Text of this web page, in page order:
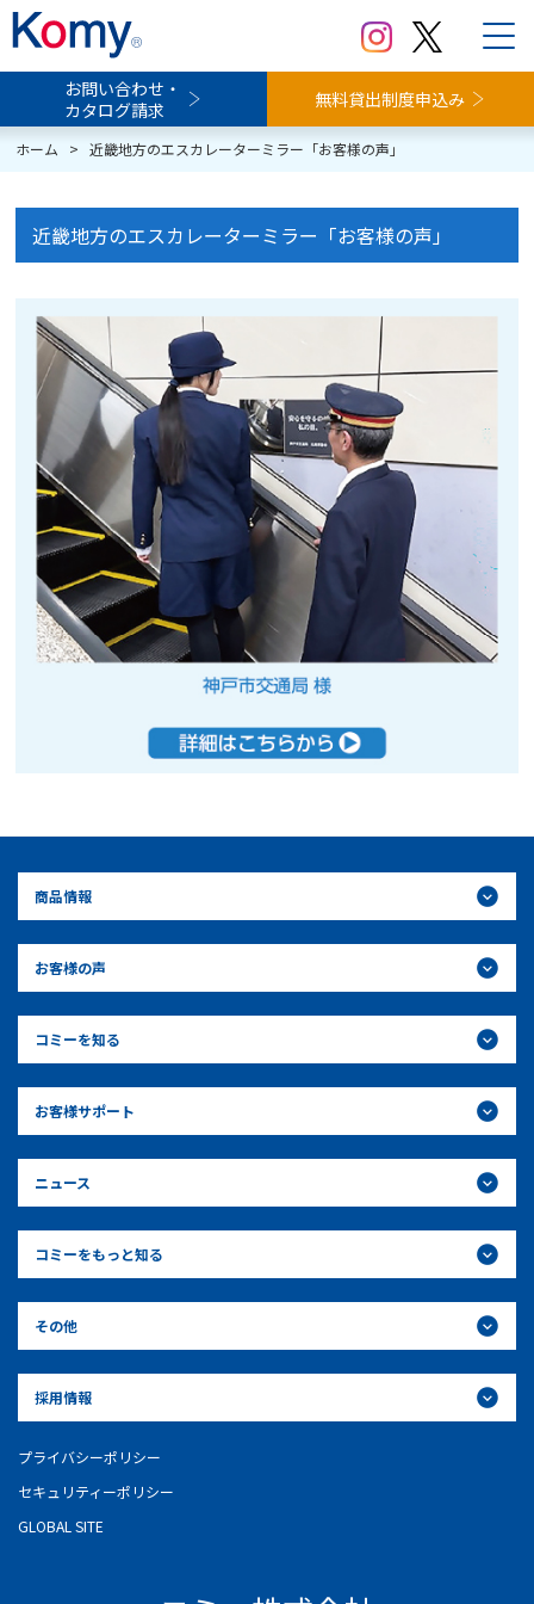
お問い合わせ・
カタログ請求
無料貸出制度申込み
ホーム > 近畿地方のエスカレーターミラー「お客様の声」
近畿地方のエスカレーターミラー「お客様の声」
商品情報
お客様の声
コミーを知る
お客様サポート
ニュース
コミーをもっと知る
その他
採用情報
プライバシーポリシー
セキュリティーポリシー
GLOBAL SITE